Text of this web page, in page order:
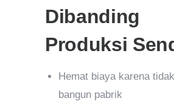
Dibanding
Produksi
Hemat biaya karena
bangun pabrik